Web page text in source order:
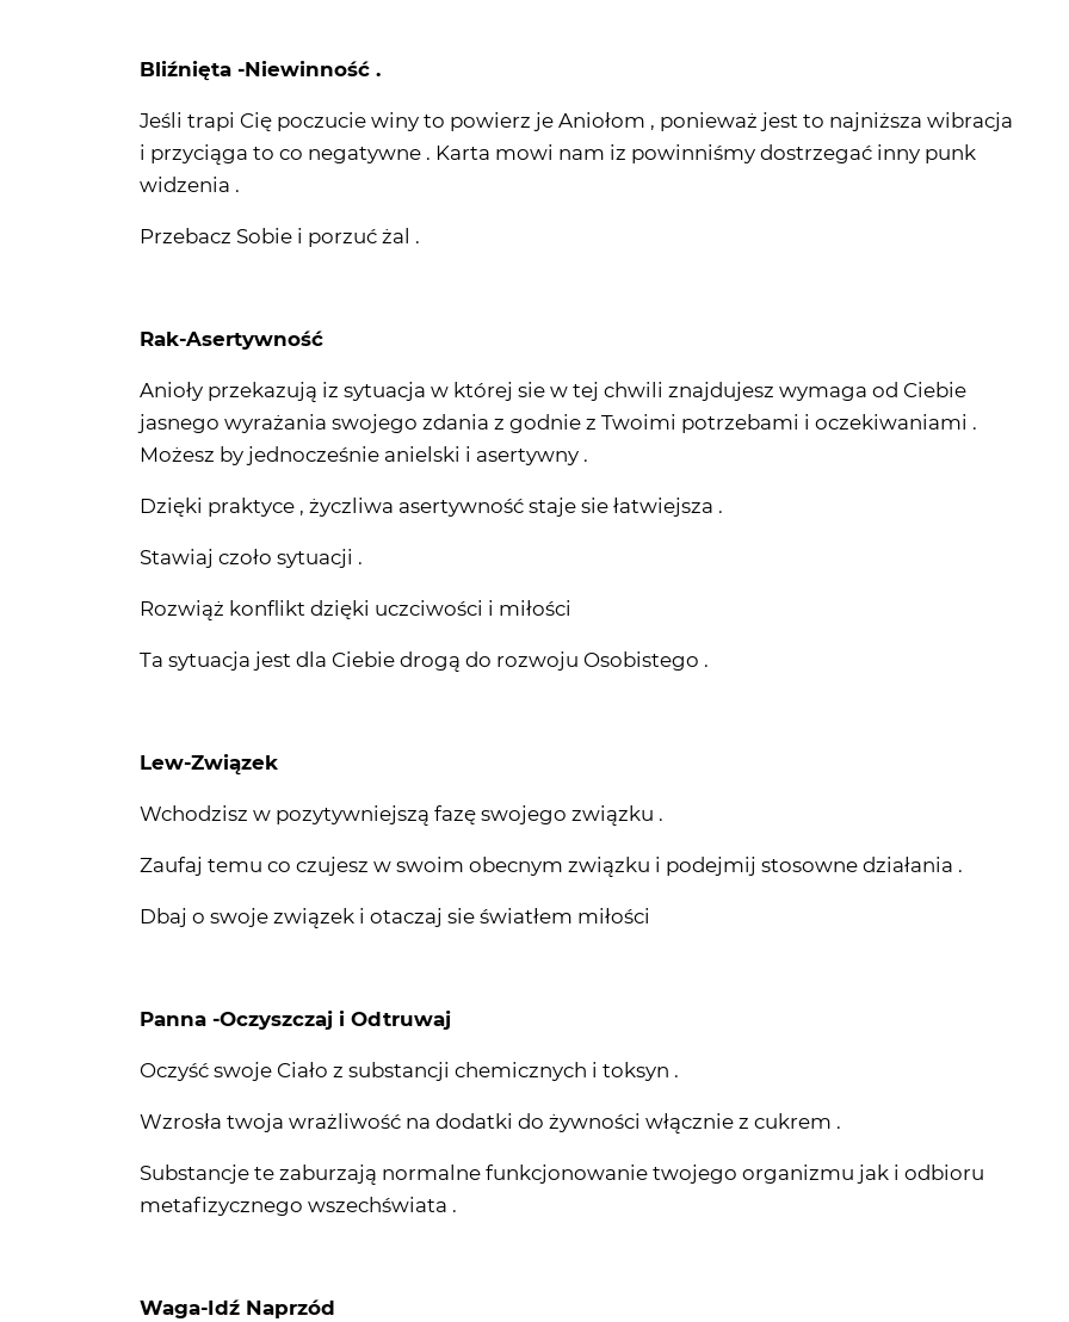
Bliźnięta -Niewinność .
Jeśli trapi Cię poczucie winy to powierz je Aniołom , ponieważ jest to najniższa wibracja
i przyciąga to co negatywne . Karta mowi nam iz powinniśmy dostrzegać inny punk
widzenia .
Przebacz Sobie i porzuć żal .
Rak-Asertywność
Anioły przekazują iz sytuacja w której sie w tej chwili znajdujesz wymaga od Ciebie
jasnego wyrażania swojego zdania z godnie z Twoimi potrzebami i oczekiwaniami .
Możesz by jednocześnie anielski i asertywny .
Dzięki praktyce , życzliwa asertywność staje sie łatwiejsza .
Stawiaj czoło sytuacji .
Rozwiąż konflikt dzięki uczciwości i miłości
Ta sytuacja jest dla Ciebie drogą do rozwoju Osobistego .
Lew-Związek
Wchodzisz w pozytywniejszą fazę swojego związku .
Zaufaj temu co czujesz w swoim obecnym związku i podejmij stosowne działania .
Dbaj o swoje związek i otaczaj sie światłem miłości
Panna -Oczyszczaj i Odtruwaj
Oczyść swoje Ciało z substancji chemicznych i toksyn .
Wzrosła twoja wrażliwość na dodatki do żywności włącznie z cukrem .
Substancje te zaburzają normalne funkcjonowanie twojego organizmu jak i odbioru
metafizycznego wszechświata .
Waga-Idź Naprzód